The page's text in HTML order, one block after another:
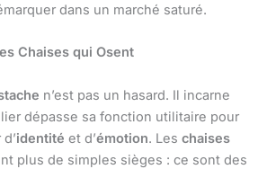
dans un marché saturé.
Chaises qui Osent
n’est pas un hasard. Il incarne
dépasse sa fonction utilitaire pour
identité et d’émotion. Les chaises
plus de simples sièges : ce sont des